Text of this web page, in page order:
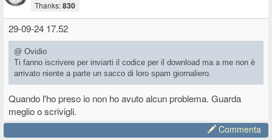
Thanks:830
29-09-24 17.52
@ Ovidio
Ti fanno iscrivere per inviarti il codice per il download ma a me non è
arrivato niente a parte un sacco di loro spam giornaliero.
Quando l'ho preso io non ho avuto alcun problema. Guarda
meglio o scrivigli.
Commenta